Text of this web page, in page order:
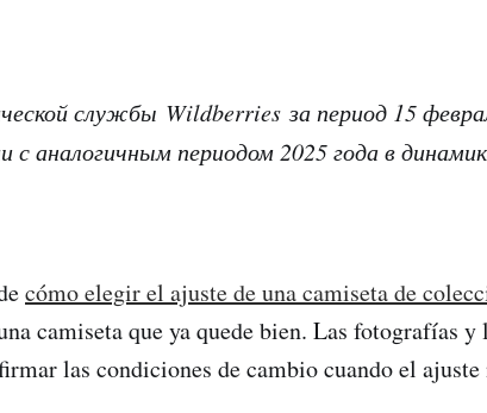
службы Wildberries за период 15
с аналогичным периодом 2025 года в
cómo elegir el ajuste de una camiseta de
camiseta que ya quede bien. Las fotografías y
las condiciones de cambio cuando el ajuste